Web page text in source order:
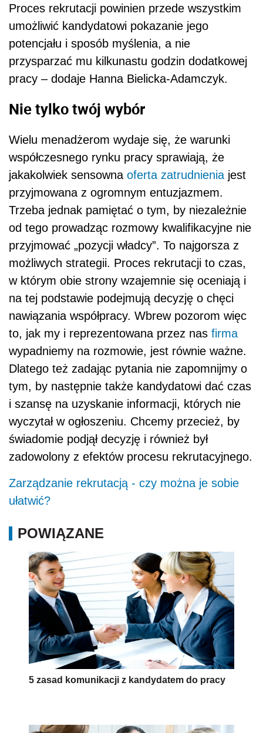
Proces rekrutacji powinien przede wszystkim
umożliwić kandydatowi pokazanie jego
potencjału i sposób myślenia, a nie
przysparzać mu kilkunastu godzin dodatkowej
pracy – dodaje Hanna Bielicka-Adamczyk.
Nie tylko twój wybór
Wielu menadżerom wydaje się, że warunki
współczesnego rynku pracy sprawiają, że
jakakolwiek sensowna oferta zatrudnienia jest
przyjmowana z ogromnym entuzjazmem.
Trzeba jednak pamiętać o tym, by niezależnie
od tego prowadząc rozmowy kwalifikacyjne nie
przyjmować „pozycji władcy”. To najgorsza z
możliwych strategii. Proces rekrutacji to czas,
w którym obie strony wzajemnie się oceniają i
na tej podstawie podejmują decyzję o chęci
nawiązania współpracy. Wbrew pozorom więc
to, jak my i reprezentowana przez nas firma
wypadniemy na rozmowie, jest równie ważne.
Dlatego też zadając pytania nie zapomnijmy o
tym, by następnie także kandydatowi dać czas
i szansę na uzyskanie informacji, których nie
wyczytał w ogłoszeniu. Chcemy przecież, by
świadomie podjął decyzję i również był
zadowolony z efektów procesu rekrutacyjnego.
Zarządzanie rekrutacją - czy można je sobie
ułatwić?
POWIĄZANE
5 zasad komunikacji z kandydatem do pracy